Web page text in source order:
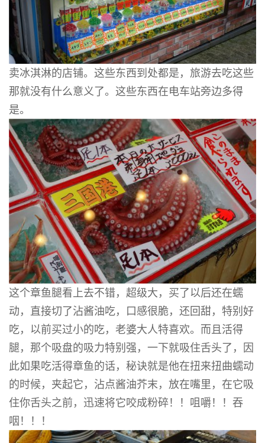
卖冰淇淋的店铺。这些东西到处都是，旅游去吃这些
那就没有什么意义了。这些东西在电车站旁边多得
是。
这个章鱼腿看上去不错，超级大，买了以后还在蠕
动，直接切了沾酱油吃，口感很脆，还回甜，特别好
吃，以前买过小的吃，老婆大人特喜欢。而且活得
腿，那个吸盘的吸力特别强，一下就吸住舌头了，因
此如果吃活得章鱼的话，秘诀就是他在扭来扭曲蠕动
的时候，夹起它，沾点酱油芥末，放在嘴里，在它吸
住你舌头之前，迅速将它咬成粉碎！！咀嚼！！吞
咽！！！